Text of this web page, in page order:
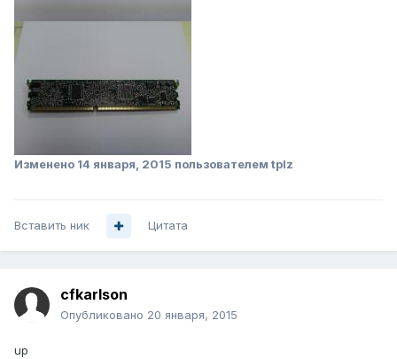
Изменено 14 января, 2015 пользователем tplz
Вставить ник Цитата
cfkarlson
Опубликовано 20 января, 2015
up